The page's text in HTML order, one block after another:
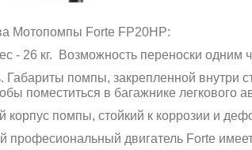
Мотопомпы Forte FP20HP:
- 26 кг. Возможность переноски одним
Габариты помпы, закрепленной
поместиться в багажнике легкового
помпы, стойкий к коррозии и
професиональный двигатель Forte